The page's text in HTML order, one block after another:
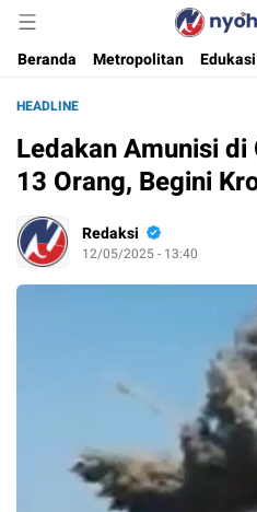
Media
Beranda
Metropolitan Edukasi
HEADLINE
Ledakan Amunisi
13 Orang, Begini
Redaksi
12/05/2025 - 13:40